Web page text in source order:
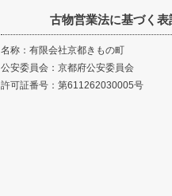
古物営業法に基づく表
名称：有限会社京都きもの町
公安委員会：京都府公安委員会
許可証番号：第611262030005号